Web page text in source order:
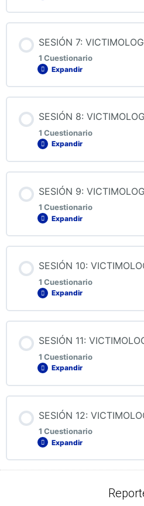
QUIZ 5: VICTIMOLOGIA
QUIZ 6: VICTIMOLOGÍA
SESIÓN 7:
1 Cuestionario
Expandir
QUIZ 7: VICTIMOLOGÍA
SESIÓN 8:
1 Cuestionario
Expandir
QUIZ 8: VICTIMOLOGÍA
SESIÓN 9:
1 Cuestionario
Expandir
QUIZ 9: VICTIMOLOGÍA
SESIÓN 10:
1 Cuestionario
Expandir
QUIZ 10: VICTIMOLOGÍA
SESIÓN 11:
1 Cuestionario
Expandir
QUIZ 11: VICTIMOLOGÍA
SESIÓN 12:
1 Cuestionario
Expandir